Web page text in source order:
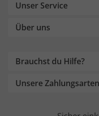
Unser Service
Über uns
Brauchst du Hilfe?
Unsere Zahlungsarten